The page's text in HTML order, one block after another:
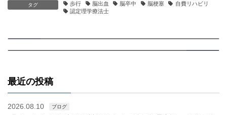
タグ 歩行 脳出血 脳卒中 脳梗塞
自費リハビリ
認定理学療法士
【認定理学療法士監修】痛みと暮らすってどういうこと？
最近の投稿
2026.08.10 ブログ